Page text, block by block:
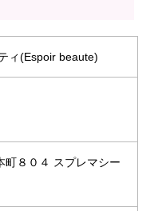
ィ(Espoir beaute)
町８０４ スプレマシー